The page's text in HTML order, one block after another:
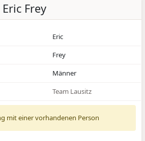
Frey
Eric
Frey
Männer
Team Lausitz
mit einer vorhandenen Person